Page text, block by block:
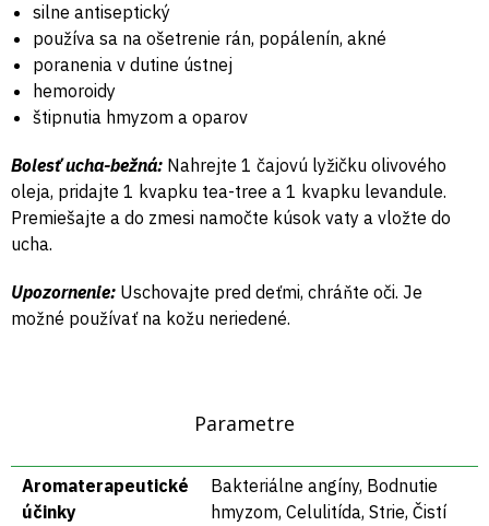
silne antiseptický
používa sa na ošetrenie rán, popálenín, akné
poranenia v dutine ústnej
hemoroidy
štipnutia hmyzom a oparov
Bolesť ucha-bežná: Nahrejte 1 čajovú lyžičku olivového
oleja, pridajte 1 kvapku tea-tree a 1 kvapku levandule.
Premiešajte a do zmesi namočte kúsok vaty a vložte do
ucha.
Upozornenie: Uschovajte pred deťmi, chráňte oči. Je
možné používať na kožu neriedené.
Parametre
Aromaterapeutické
účinky
Bakteriálne angíny, Bodnutie
hmyzom, Celulitída, Strie, Čistí